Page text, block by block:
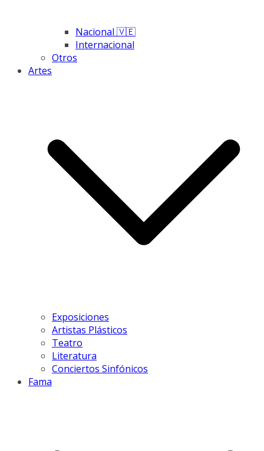
Nacional 🇻🇪
Internacional
Otros
Artes
Exposiciones
Artistas Plásticos
Teatro
Literatura
Conciertos Sinfónicos
Fama